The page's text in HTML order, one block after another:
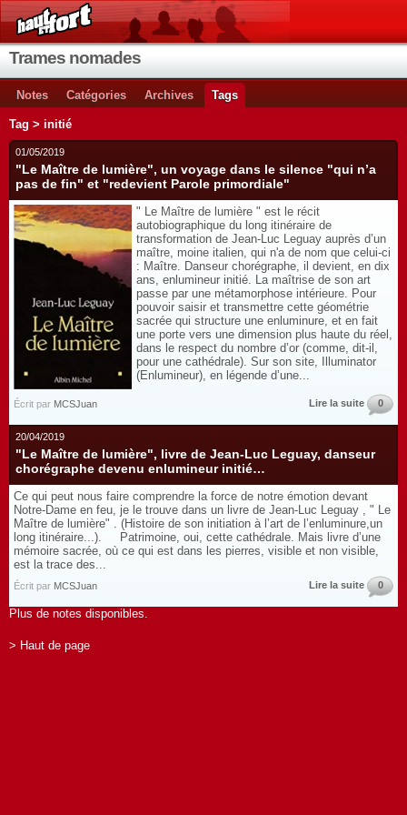
Trames nomades
Notes Catégories Archives Tags
Tag > initié
01/05/2019
"Le Maître de lumière", un voyage dans le silence "qui n’a
pas de fin" et "redevient Parole primordiale"
" Le Maître de lumière " est le récit
autobiographique du long itinéraire de
transformation de Jean-Luc Leguay auprès d’un
maître, moine italien, qui n'a de nom que celui-ci
: Maître. Danseur chorégraphe, il devient, en dix
ans, enlumineur initié. La maîtrise de son art
passe par une métamorphose intérieure. Pour
pouvoir saisir et transmettre cette géométrie
sacrée qui structure une enluminure, et en fait
une porte vers une dimension plus haute du réel,
dans le respect du nombre d’or (comme, dit-il,
pour une cathédrale). Sur son site, Illuminator
(Enlumineur), en légende d’une...
Écrit par MCSJuan Lire la suite 0
20/04/2019
"Le Maître de lumière", livre de Jean-Luc Leguay, danseur
chorégraphe devenu enlumineur initié…
Ce qui peut nous faire comprendre la force de notre émotion devant
Notre-Dame en feu, je le trouve dans un livre de Jean-Luc Leguay , " Le
Maître de lumière" . (Histoire de son initiation à l’art de l’enluminure,un
long itinéraire...). Patrimoine, oui, cette cathédrale. Mais livre d’une
mémoire sacrée, où ce qui est dans les pierres, visible et non visible,
est la trace des...
Écrit par MCSJuan Lire la suite 0
Plus de notes disponibles.
> Haut de page